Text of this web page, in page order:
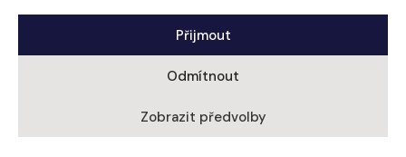
Přijmout
Odmítnout
Zobrazit předvolby
Ochrana osobních údajů